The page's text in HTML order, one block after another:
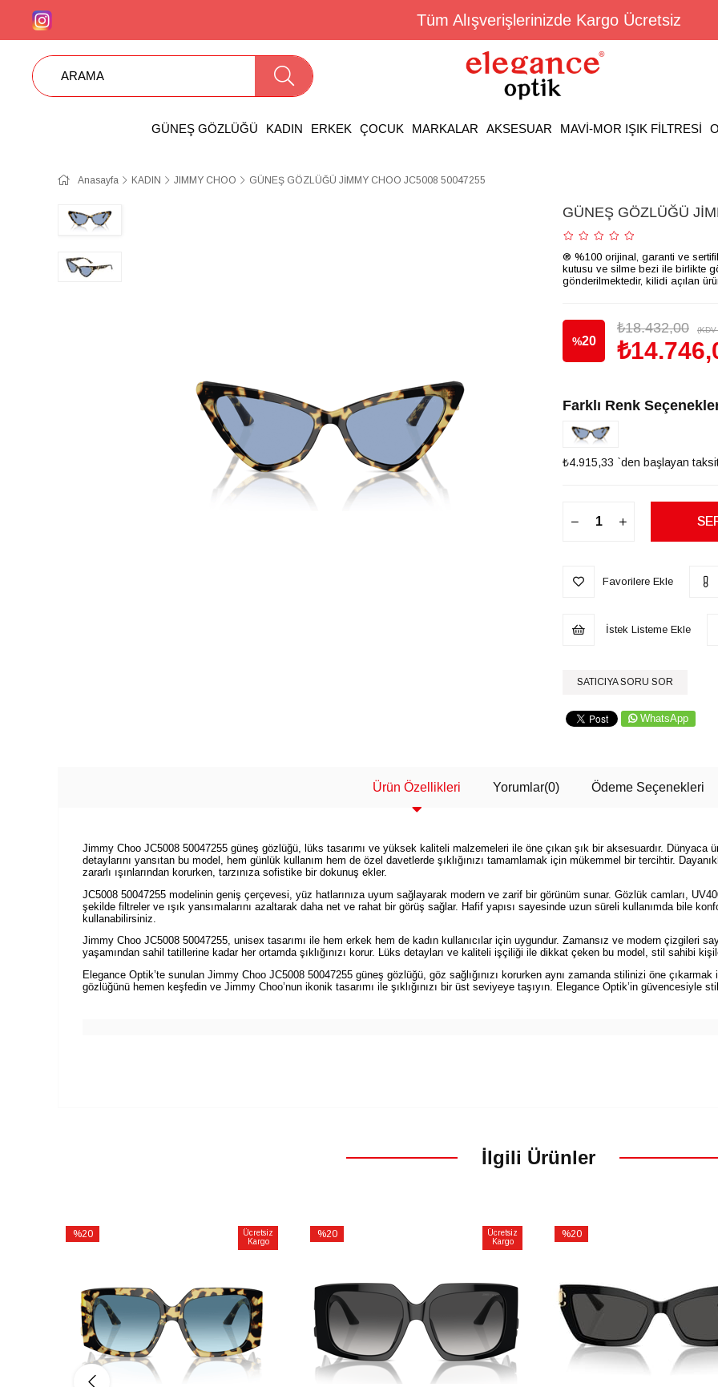
Tüm Alışverişlerinizde Kargo Ücretsiz
GÜNEŞ GÖZLÜĞÜ KADIN ERKEK ÇOCUK MARKALAR AKSESUAR MAVİ-MOR IŞIK FİLTRESİ
Anasayfa KADIN JIMMY CHOO GÜNEŞ GÖZLÜĞÜ JİMMY CHOO JC5008 50047255
GÜNEŞ GÖZLÜĞÜ
® %100 orijinal, garanti ve
kutusu ve silme bezi ile birlikte
gönderilmektedir, kilidi açılan
%20
₺18.432,00 (KDV
Farklı Renk
₺4.915,33 `den başlayan
Favorilere Ekle
İstek Listeme Ekle
SATICIYA SORU SOR
WhatsApp
Ürün Özellikleri Yorumlar(0) Ödeme Seçenekleri
Jimmy Choo JC5008 50047255 güneş gözlüğü, lüks tasarımı ve yüksek kaliteli malzemeleri ile öne çıkan şık bir aksesuardır. Dünyaca
detaylarını yansıtan bu model, hem günlük kullanım hem de özel davetlerde şıklığınızı tamamlamak için mükemmel bir tercihtir.
zararlı ışınlarından korurken, tarzınıza sofistike bir dokunuş ekler.
JC5008 50047255 modelinin geniş çerçevesi, yüz hatlarınıza uyum sağlayarak modern ve zarif bir görünüm sunar. Gözlük camları,
şekilde filtreler ve ışık yansımalarını azaltarak daha net ve rahat bir görüş sağlar. Hafif yapısı sayesinde uzun süreli kullanımda bile
kullanabilirsiniz.
Jimmy Choo JC5008 50047255, unisex tasarımı ile hem erkek hem de kadın kullanıcılar için uygundur. Zamansız ve modern çizgileri
yaşamından sahil tatillerine kadar her ortamda şıklığınızı korur. Lüks detayları ve kaliteli işçiliği ile dikkat çeken bu model, stil sahibi
Elegance Optik’te sunulan Jimmy Choo JC5008 50047255 güneş gözlüğü, göz sağlığınızı korurken aynı zamanda stilinizi öne
gözlüğünü hemen keşfedin ve Jimmy Choo’nun ikonik tasarımı ile şıklığınızı bir üst seviyeye taşıyın. Elegance Optik’in güvencesiyle
İlgili Ürünler
%20
Ücretsiz
Kargo
%20
Ücretsiz
Kargo
%20